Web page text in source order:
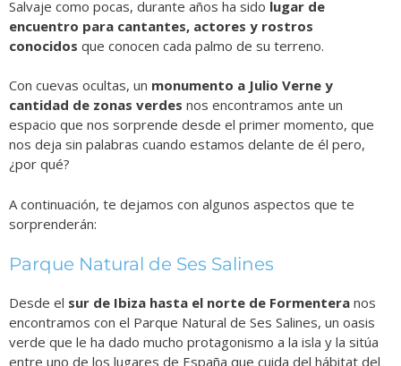
Salvaje como pocas, durante años ha sido lugar de
encuentro para cantantes, actores y rostros
conocidos que conocen cada palmo de su terreno.
Con cuevas ocultas, un monumento a Julio Verne y
cantidad de zonas verdes nos encontramos ante un
espacio que nos sorprende desde el primer momento, que
nos deja sin palabras cuando estamos delante de él pero,
¿por qué?
A continuación, te dejamos con algunos aspectos que te
sorprenderán:
Parque Natural de Ses Salines
Desde el sur de Ibiza hasta el norte de Formentera nos
encontramos con el Parque Natural de Ses Salines, un oasis
verde que le ha dado mucho protagonismo a la isla y la sitúa
entre uno de los lugares de España que cuida del hábitat del